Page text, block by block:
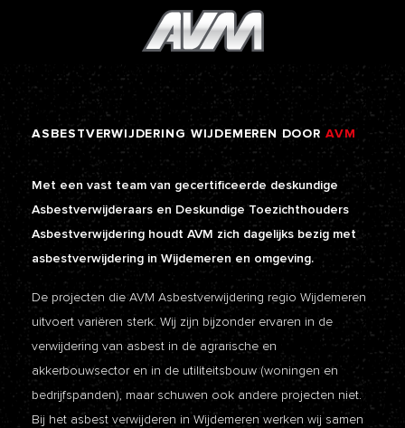
ASBESTVERWIJDERING WIJDEMEREN DOOR AVM
Met een vast team van gecertificeerde deskundige
Asbestverwijderaars en Deskundige Toezichthouders
Asbestverwijdering houdt AVM zich dagelijks bezig met
asbestverwijdering in Wijdemeren en omgeving.
De projecten die AVM Asbestverwijdering regio Wijdemeren
uitvoert variëren sterk. Wij zijn bijzonder ervaren in de
verwijdering van asbest in de agrarische en
akkerbouwsector en in de utiliteitsbouw (woningen en
bedrijfspanden), maar schuwen ook andere projecten niet.
Bij het asbest verwijderen in Wijdemeren werken wij samen